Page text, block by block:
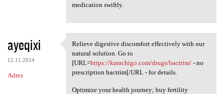
medication swiftly.
ayeqixi
12.11.2024
Adres
Relieve digestive discomfort
Relieve digestive discomfort effectively with our
natural solution. Go to
[URL=https://karachigo.com/drugs/bactrim/- no
prescription bactrim[/URL - for details.
Optimize your health journey; buy fertility